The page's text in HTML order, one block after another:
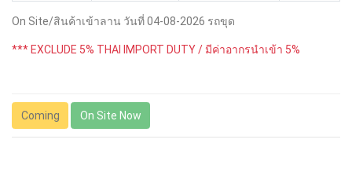
On Site/สินค้าเข้าลาน วันที่ 04-08-2026 รถขุด
*** EXCLUDE 5% THAI IMPORT DUTY / มีค่าอากรนำเข้า 5%
Coming On Site Now